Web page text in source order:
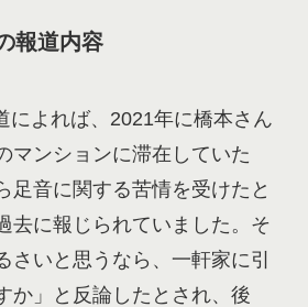
報道内容
によれば、2021年に橋本さん
マンションに滞在していた
足音に関する苦情を受けたと
去に報じられていました。そ
さいと思うなら、一軒家に引
か」と反論したとされ、後